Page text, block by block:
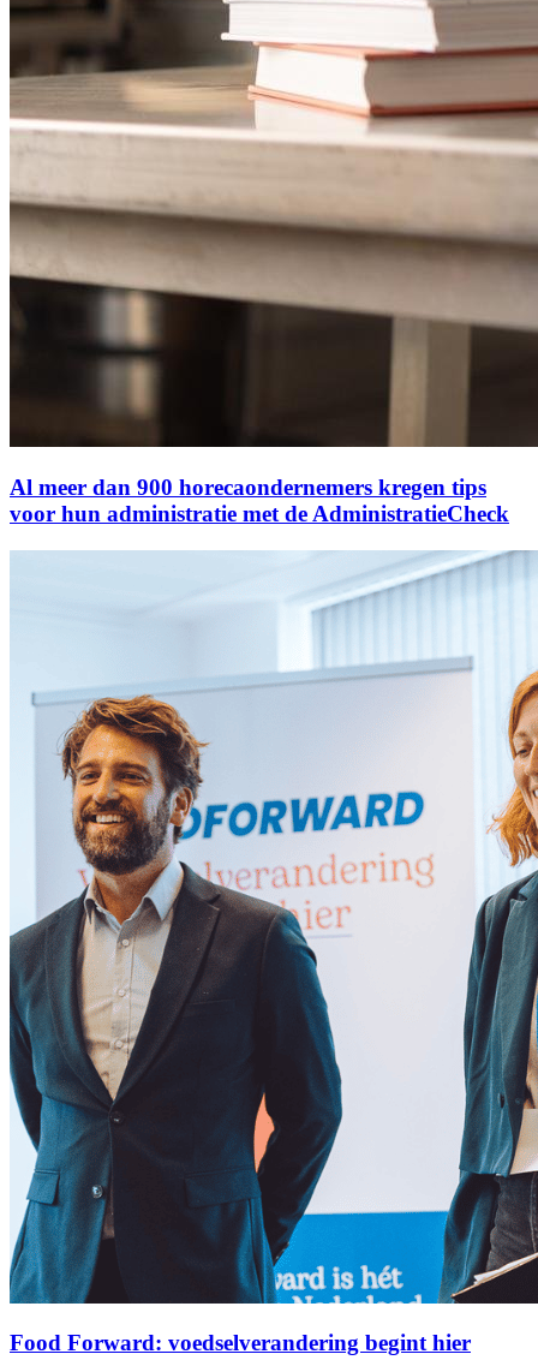
Al meer dan 900 horecaondernemers kregen tips
voor hun administratie met de AdministratieCheck
Food Forward: voedselverandering begint hier